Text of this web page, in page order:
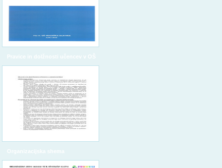
Pravice in dolžnosti učencev v OŠ
Organizacijska shema